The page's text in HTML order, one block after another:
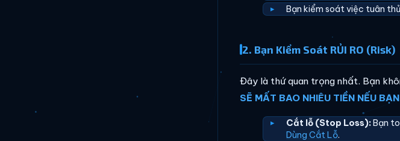
Bạn kiểm soát việc tuân
2. Bạn Kiểm Soát RỦI RO (Risk)
Đây là thứ quan trọng nhất. Bạn
SẼ MẤT BAO NHIÊU TIỀN NẾU
Cắt lỗ (Stop Loss):Bạn
Dùng Cắt Lỗ.